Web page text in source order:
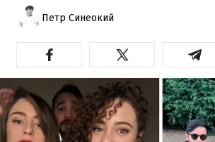
Петр Синеокий